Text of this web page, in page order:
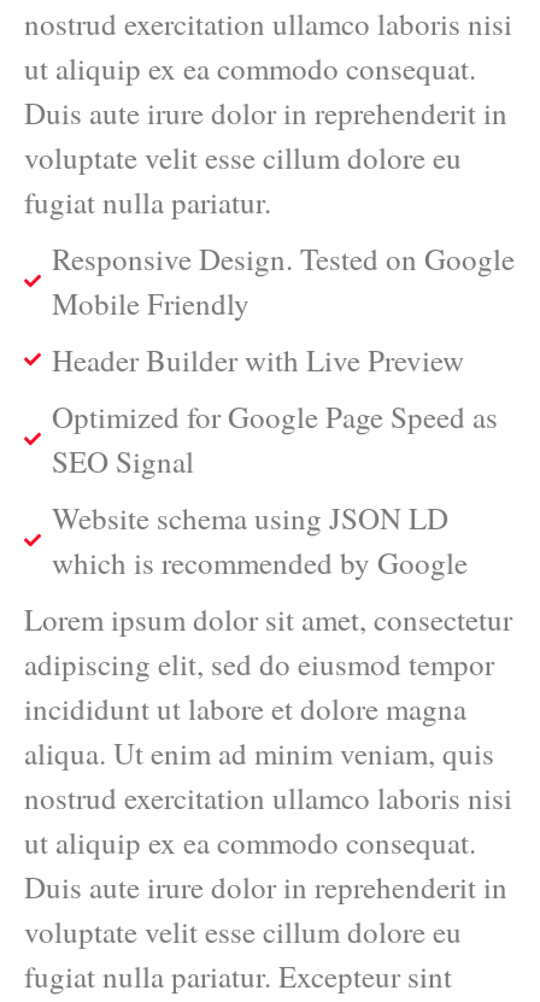
nostrud exercitation ullamco laboris nisi
ut aliquip ex ea commodo consequat.
Duis aute irure dolor in reprehenderit in
voluptate velit esse cillum dolore eu
fugiat nulla pariatur.
Responsive Design. Tested on Google
Mobile Friendly
Header Builder with Live Preview
Optimized for Google Page Speed as
SEO Signal
Website schema using JSON LD
which is recommended by Google
Lorem ipsum dolor sit amet, consectetur
adipiscing elit, sed do eiusmod tempor
incididunt ut labore et dolore magna
aliqua. Ut enim ad minim veniam, quis
nostrud exercitation ullamco laboris nisi
ut aliquip ex ea commodo consequat.
Duis aute irure dolor in reprehenderit in
voluptate velit esse cillum dolore eu
fugiat nulla pariatur. Excepteur sint